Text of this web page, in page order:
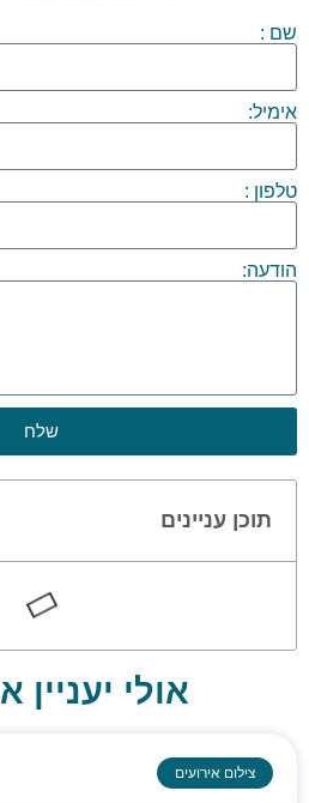
שם :
אימיל:
טלפון :
הודעה:
שלח
תוכן עניינים
אולי יעניין
צילום אירועים